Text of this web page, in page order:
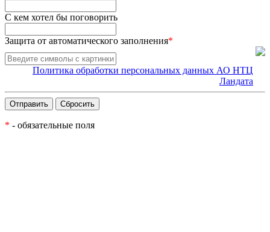
С кем хотел бы поговорить
Защита от автоматического заполнения*
Политика обработки персональных данных АО НТЦ
Ландата
* - обязательные поля